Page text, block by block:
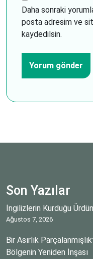
Daha sonraki
posta adresim ve
kaydedilsin.
Son Yazılar
İngilizlerin Kurduğu
Ağustos 7, 2026
Bir Asırlık
Bölgenin Yeniden İnşası